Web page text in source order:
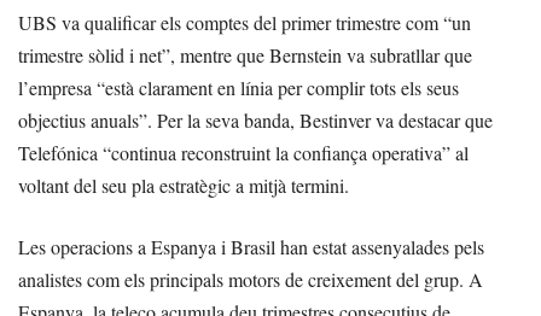
UBS va qualificar els comptes del primer trimestre com “un
trimestre sòlid i net”, mentre que Bernstein va subratllar que
l’empresa “està clarament en línia per complir tots els seus
objectius anuals”. Per la seva banda, Bestinver va destacar que
Telefónica “continua reconstruint la confiança operativa” al
voltant del seu pla estratègic a mitjà termini.
Les operacions a Espanya i Brasil han estat assenyalades pels
analistes com els principals motors de creixement del grup. A